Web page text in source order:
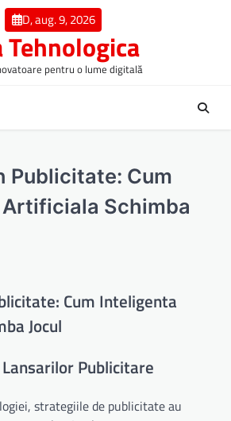
D, aug. 9, 2026
Tehnologica
pentru o lume digitală
Publicitate: Cum
Schimba
Cum Inteligenta
Jocul
Publicitare
strategiile de publicitate au